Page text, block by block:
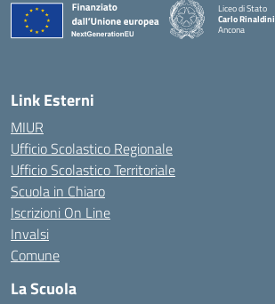
Liceo di Stato
Carlo Rinaldini
Ancona
Link Esterni
MIUR
Ufficio Scolastico Regionale
Ufficio Scolastico Territoriale
Scuola in Chiaro
Iscrizioni On Line
Invalsi
Comune
La Scuola